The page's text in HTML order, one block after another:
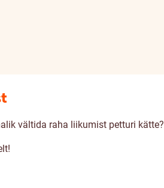
vältida raha liikumist petturi kätte?